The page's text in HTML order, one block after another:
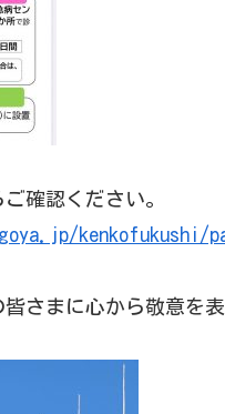
確認ください。
kenkofukushi/
さまに心から敬意を